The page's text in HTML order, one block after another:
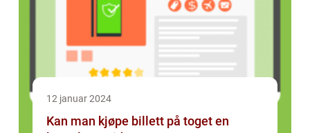
12 januar 2024
Kan man kjøpe billett på toget en